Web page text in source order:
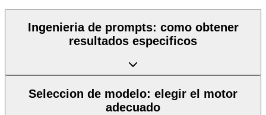
Ingenieria de prompts: como obtener
resultados especificos
Seleccion de modelo: elegir el motor
adecuado